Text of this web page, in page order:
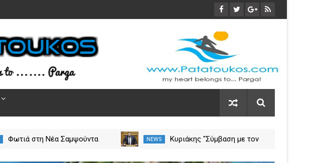
Φωτιά στη Νέα Σαμψούντα
NEWS
Κυριάκης "Σύμβαση με τον